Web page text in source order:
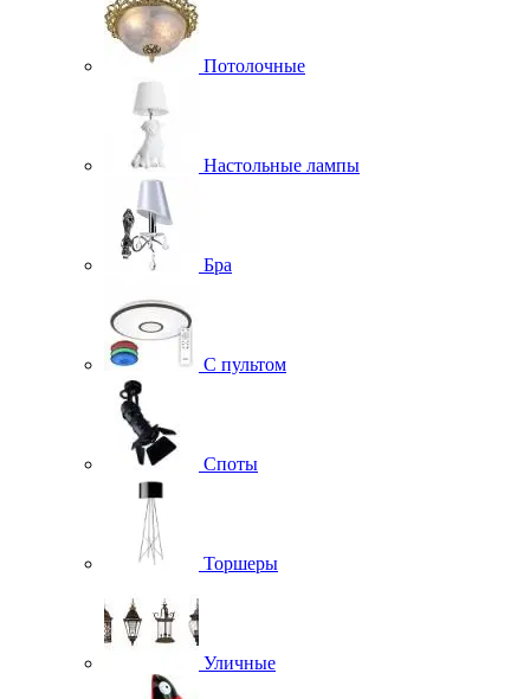
Потолочные
Настольные лампы
Бра
С пультом
Споты
Торшеры
Уличные